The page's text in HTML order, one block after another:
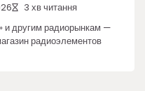
3 хв читання
и другим радиорынкам —
радиоэлементов